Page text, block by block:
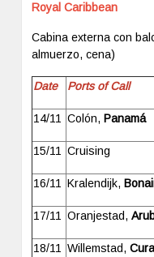
Royal Caribbean
Cabina externa con
almuerzo, cena)
Date Ports of Call
14/11 Colón,Panamá
15/11 Cruising
16/11 Kralendijk,
17/11 Oranjestad,
18/11 Willemstad,